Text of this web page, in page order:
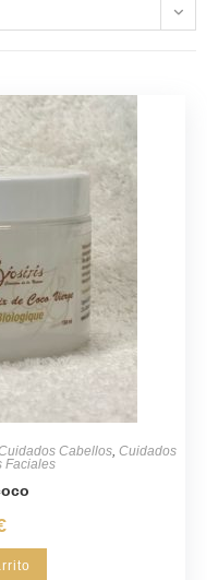
Cabellos, Cuidados
Faciales